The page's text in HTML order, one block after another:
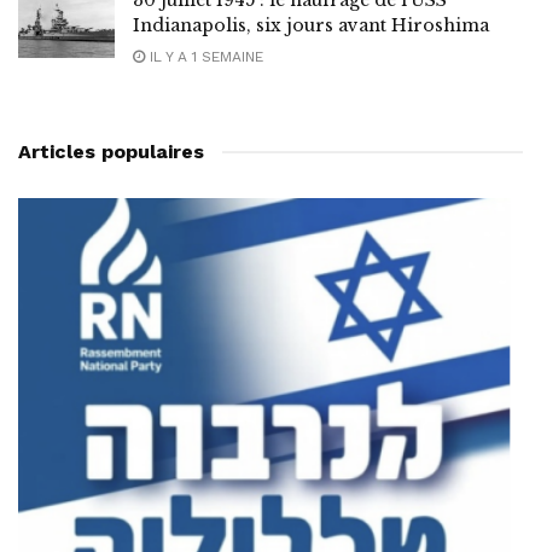
Indianapolis, six jours avant Hiroshima
IL Y A 1 SEMAINE
Articles populaires